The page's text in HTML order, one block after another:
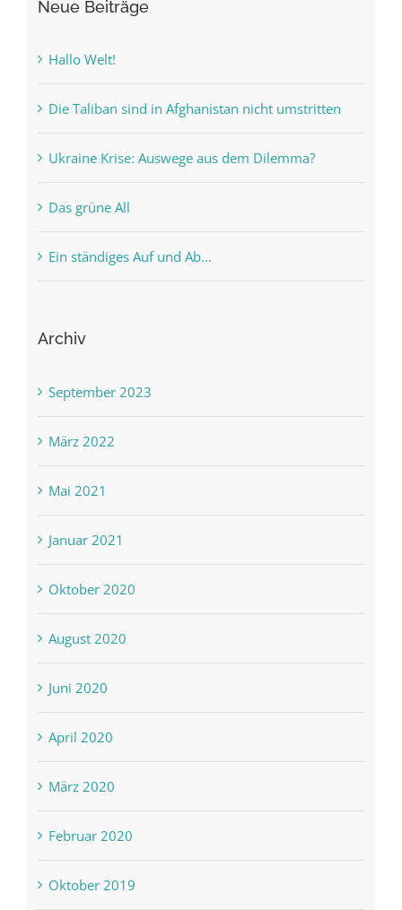
Neue Beiträge
Hallo Welt!
Die Taliban sind in Afghanistan nicht umstritten
Ukraine Krise: Auswege aus dem Dilemma?
Das grüne All
Ein ständiges Auf und Ab…
Archiv
September 2023
März 2022
Mai 2021
Januar 2021
Oktober 2020
August 2020
Juni 2020
April 2020
März 2020
Februar 2020
Oktober 2019